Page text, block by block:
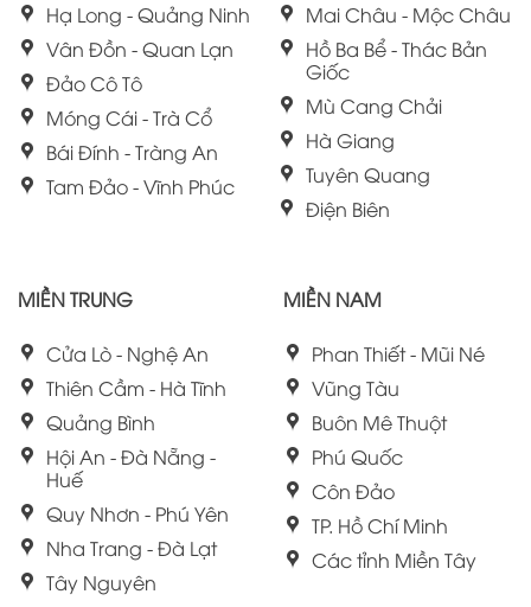
Hạ Long - Quảng Ninh
Vân Đồn - Quan Lạn
Đảo Cô Tô
Móng Cái - Trà Cổ
Bái Đính - Tràng An
Tam Đảo - Vĩnh Phúc
Mai Châu - Mộc Châu
Hồ Ba Bể - Thác Bản
Giốc
Mù Cang Chải
Hà Giang
Tuyên Quang
Điện Biên
MIỀN TRUNG
Cửa Lò - Nghệ An
Thiên Cầm - Hà Tĩnh
Quảng Bình
Hội An - Đà Nẵng -
Huế
Quy Nhơn - Phú Yên
Nha Trang - Đà Lạt
Tây Nguyên
MIỀN NAM
Phan Thiết - Mũi Né
Vũng Tàu
Buôn Mê Thuột
Phú Quốc
Côn Đảo
TP. Hồ Chí Minh
Các tỉnh Miền Tây